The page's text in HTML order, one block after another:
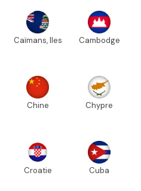
Caïmans, Iles Cambodge
Chine Chypre
Croatie Cuba